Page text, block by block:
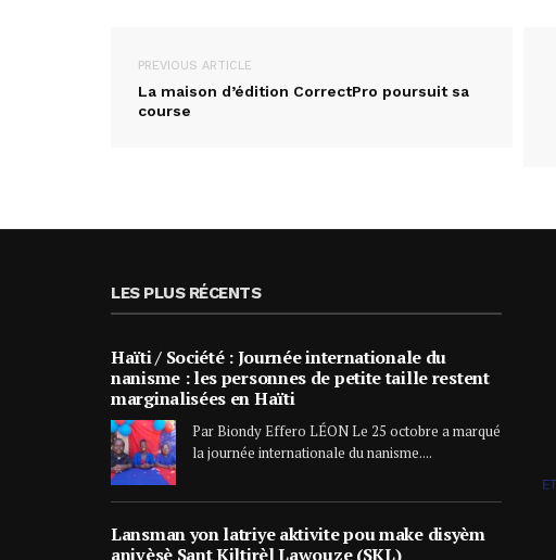
PREVIOUS ARTICLE
La maison d’édition CorrectPro poursuit sa
course
LES PLUS RÉCENTS
Haïti / Société : Journée internationale du
nanisme : les personnes de petite taille restent
marginalisées en Haïti
Par Biondy Effero LÉON Le 25 octobre a marqué
la journée internationale du nanisme....
Lansman yon latriye aktivite pou make disyèm
anivèsè Sant Kiltirèl Lawouze (SKL)